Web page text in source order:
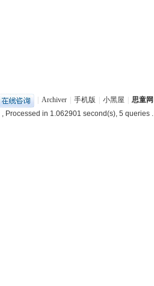
Archiver 手机版 小黑屋
思童网
, Processed in 1.062901 second(s), 5 queries .